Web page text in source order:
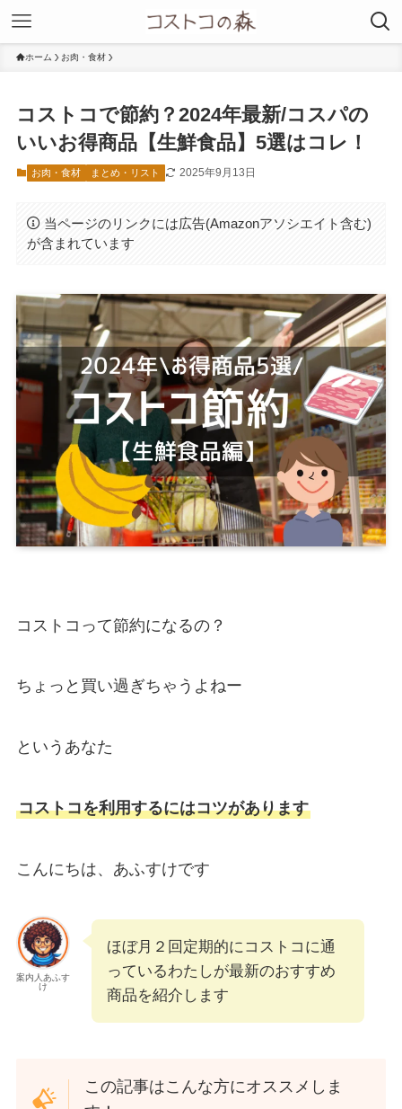
ホーム お肉・食材
コストコで節約？2024年最新/コスパの
いいお得商品【生鮮食品】5選はコレ！
お肉・食材 まとめ・リスト 2025年9月13日
当ページのリンクには広告(Amazonアソシエイト含む)
が含まれています
コストコって節約になるの？
ちょっと買い過ぎちゃうよねー
というあなた
コストコを利用するにはコツがあります
こんにちは、あふすけです
案内人あふす
け
ほぼ月２回定期的にコストコに通
っているわたしが最新のおすすめ
商品を紹介します
この記事はこんな方にオススメしま